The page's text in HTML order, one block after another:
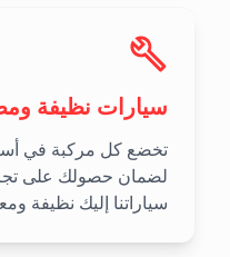
سيارات نظيفة
تخضع كل مركبة في
لضمان حصولك على
سياراتنا إليك نظيفة